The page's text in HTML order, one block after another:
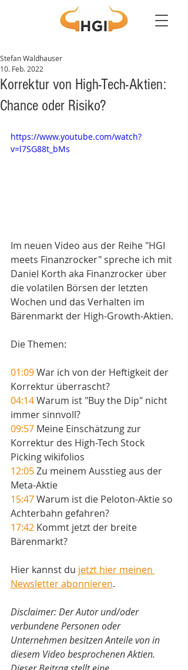
Korrektur von High-Tech-Aktien:
Chance oder Risiko?
Stefan Waldhauser
10. Feb. 2022
https://www.youtube.com/watch?
v=l7SG88t_bMs
Im neuen Video aus der Reihe "HGI
meets Finanzrocker" spreche ich mit
Daniel Korth aka Finanzrocker über
die volatilen Börsen der letzten
Wochen und das Verhalten im
Bärenmarkt der High-Growth-Aktien.
Die Themen:
01:09 War ich von der Heftigkeit der
Korrektur überrascht?
04:14 Warum ist "Buy the Dip" nicht
immer sinnvoll?
09:57 Meine Einschätzung zur
Korrektur des High-Tech Stock
Picking wikifolios
12:05 Zu meinem Ausstieg aus der
Meta-Aktie
15:47 Warum ist die Peloton-Aktie so
Achterbahn gefahren?
17:42 Kommt jetzt der breite
Bärenmarkt?
Hier kannst du jetzt hier meinen
Newsletter abonnieren.
Disclaimer: Der Autor und/oder
verbundene Personen oder
Unternehmen besitzen Anteile von in
diesem Video besprochenen Aktien.